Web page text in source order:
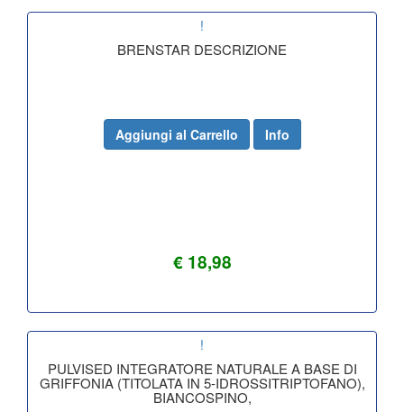
!
BRENSTAR DESCRIZIONE
€ 18,98
Aggiungi al Carrello Info
!
PULVISED INTEGRATORE NATURALE A BASE DI
GRIFFONIA (TITOLATA IN 5-IDROSSITRIPTOFANO),
BIANCOSPINO,